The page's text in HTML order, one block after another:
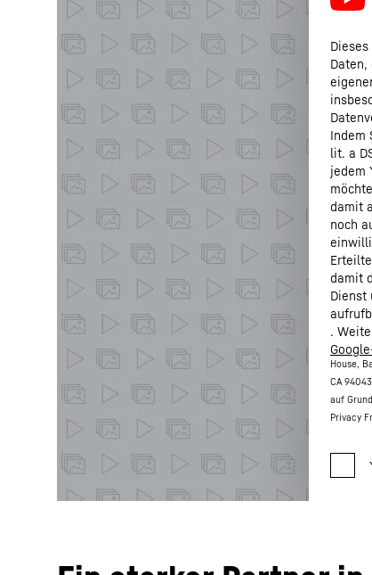
Daten,
Indem
lit. a
jedem
damit
noch
damit
Dienst
.
House,
CA
auf
Privacy